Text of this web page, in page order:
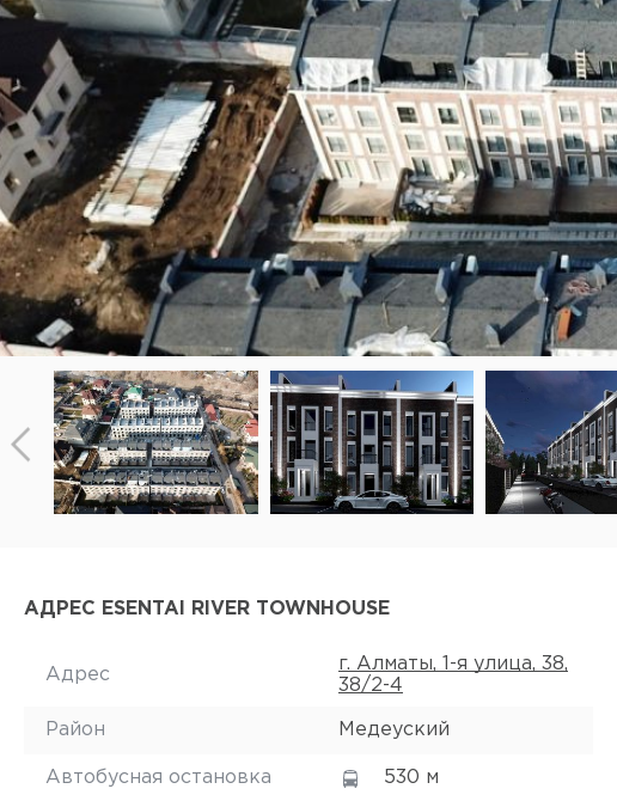
АДРЕС ESENTAI RIVER TOWNHOUSE
Адрес
г. Алматы, 1-я улица, 38,
38/2-4
Район Медеуский
Автобусная остановка 530 м